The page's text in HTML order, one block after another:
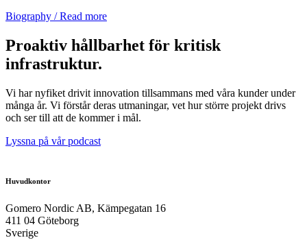
Biography / Read more
Proaktiv hållbarhet för kritisk
infrastruktur.
Vi har nyfiket drivit innovation tillsammans med våra kunder under
många år. Vi förstår deras utmaningar, vet hur större projekt drivs
och ser till att de kommer i mål.
Lyssna på vår podcast
Huvudkontor
Gomero Nordic AB, Kämpegatan 16
411 04 Göteborg
Sverige